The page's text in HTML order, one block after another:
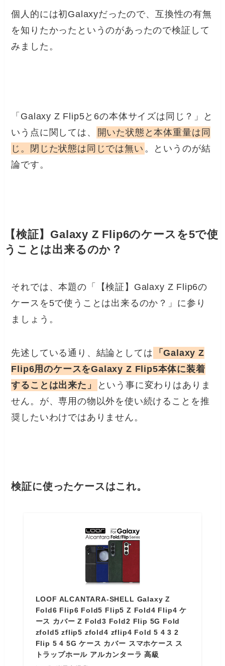
個人的には初Galaxyだったので、互換性の有無
を知りたかったというのがあったので検証して
みました。
「Galaxy Z Flip5と6の本体サイズは同じ？」と
いう点に関しては、
開いた状態と本体重量は同
じ。閉じた状態は同じでは無い 。というのが結
論です。
【検証】Galaxy Z Flip6のケースを5で使
うことは出来るのか？
それでは、本題の「【検証】Galaxy Z Flip6の
ケースを5で使うことは出来るのか？」に参り
ましょう。
先述している通り、結論としては
「Galaxy Z
Flip6用のケースをGalaxy Z Flip5本体に装着
することは出来た」
という事に変わりはありま
せん。が、専用の物以外を使い続けることを推
奨したいわけではありません。
検証に使ったケースはこれ。
LOOF ALCANTARA-SHELL Galaxy Z
Fold6 Flip6 Fold5 Flip5 Z Fold4 Flip4 ケ
ース カバー Z Fold3 Fold2 Flip 5G Fold
zfold5 zflip5 zfold4 zflip4 Fold 5 4 3 2
Flip 5 4 5G ケース カバー スマホケース ス
トラップホール アルカンターラ 高級